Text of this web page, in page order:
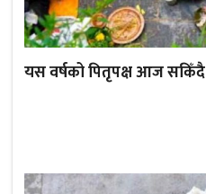
यस वर्षको पितृपक्ष आज सकिँदै